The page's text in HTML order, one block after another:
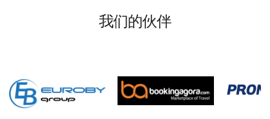
我们的伙伴